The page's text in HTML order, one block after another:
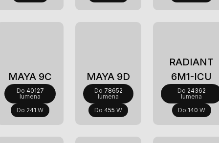
MAYA 9C
Do 40127
lumena
Do 241 W
MAYA 9D
Do 78652
lumena
Do 455 W
RADIANT
6M1-ICU
Do 24362
lumena
Do 140 W